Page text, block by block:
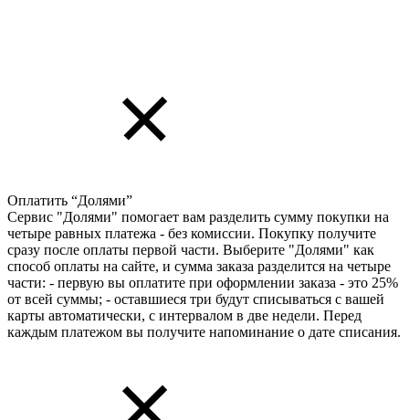
Оплатить “Долями”
Сервис "Долями" помогает вам разделить сумму покупки на
четыре равных платежа - без комиссии. Покупку получите
сразу после оплаты первой части. Выберите "Долями" как
способ оплаты на сайте, и сумма заказа разделится на четыре
части: - первую вы оплатите при оформлении заказа - это 25%
от всей суммы; - оставшиеся три будут списываться с вашей
карты автоматически, с интервалом в две недели. Перед
каждым платежом вы получите напоминание о дате списания.